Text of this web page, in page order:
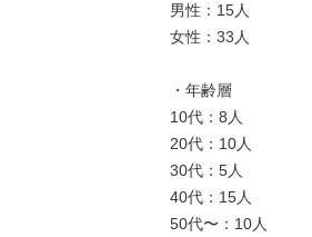
男性：15人
女性：33人
・年齢層
10代：8人
20代：10人
30代：5人
40代：15人
50代〜：10人